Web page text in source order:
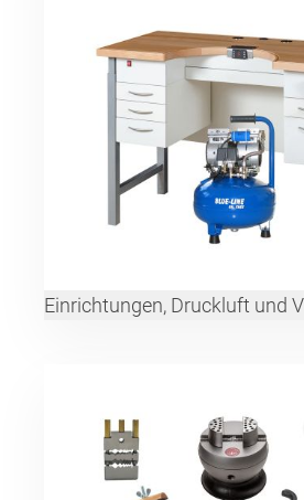
Einrichtungen, Druckluft und